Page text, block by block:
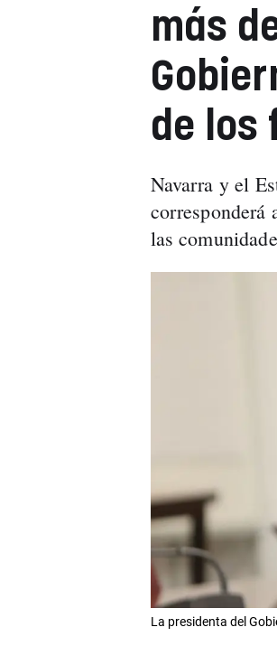
más
de los
Navarra y el
corresponderá
las
La presidenta del